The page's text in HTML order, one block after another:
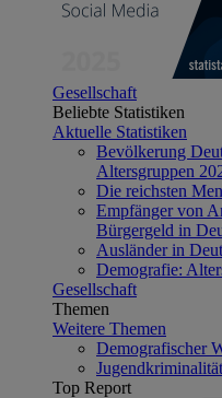
Gesellschaft
Beliebte Statistiken
Aktuelle Statistiken
Bevölkerung
Altersgruppen
Die reichsten
Empfänger von
Bürgergeld in
Ausländer in
Demografie:
Gesellschaft
Themen
Weitere Themen
Demografischer
Top Report